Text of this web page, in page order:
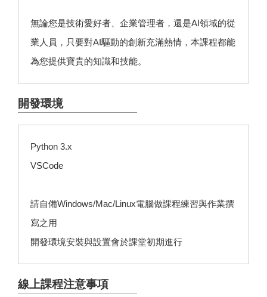
無論您是技術愛好者、企業管理者，還是AI領域的從
業人員，只要對AI驅動的創新充滿熱情，本課程都能
為您提供寶貴的知識和技能。
開發環境
Python 3.x
VSCode
請自備Windows/Mac/Linux電腦做課程練習與作業撰
寫之用
開發環境安裝與設置會於課堂初期進行
線上課程注意事項